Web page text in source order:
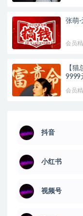
张萌-
会员
【
9999
会员
抖音
小红书
视频号